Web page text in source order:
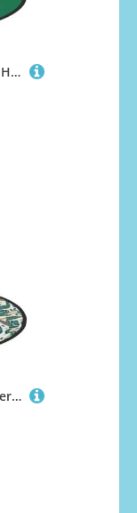
BREAUX Washington-Flagge, Halloween-Hexen- und Zaubererhut, Hexenkostüm für Themendekoration, Halloween-Party
BREAUX Entzückender Faultier-Druck, Halloween-Hexen- und Zaubererhut, Hexenkostüm für Themendekoration, Halloween-Party